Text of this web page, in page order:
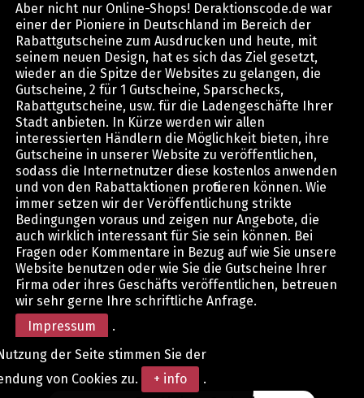
Aber nicht nur Online-Shops! Deraktionscode.de war
einer der Pioniere in Deutschland im Bereich der
Rabattgutscheine zum Ausdrucken und heute, mit
seinem neuen Design, hat es sich das Ziel gesetzt,
wieder an die Spitze der Websites zu gelangen, die
Gutscheine, 2 für 1 Gutscheine, Sparschecks,
Rabattgutscheine, usw. für die Ladengeschäfte Ihrer
Stadt anbieten. In Kürze werden wir allen
interessierten Händlern die Möglichkeit bieten, ihre
Gutscheine in unserer Website zu veröffentlichen,
sodass die Internetnutzer diese kostenlos anwenden
und von den Rabattaktionen profitieren können. Wie
immer setzen wir der Veröffentlichung strikte
Bedingungen voraus und zeigen nur Angebote, die
auch wirklich interessant für Sie sein können. Bei
Fragen oder Kommentare in Bezug auf wie Sie unsere
Website benutzen oder wie Sie die Gutscheine Ihrer
Firma oder ihres Geschäfts veröffentlichen, betreuen
wir sehr gerne Ihre schriftliche Anfrage.
Impressum
.
der Seite stimmen Sie der
von Cookies zu.
+ info .